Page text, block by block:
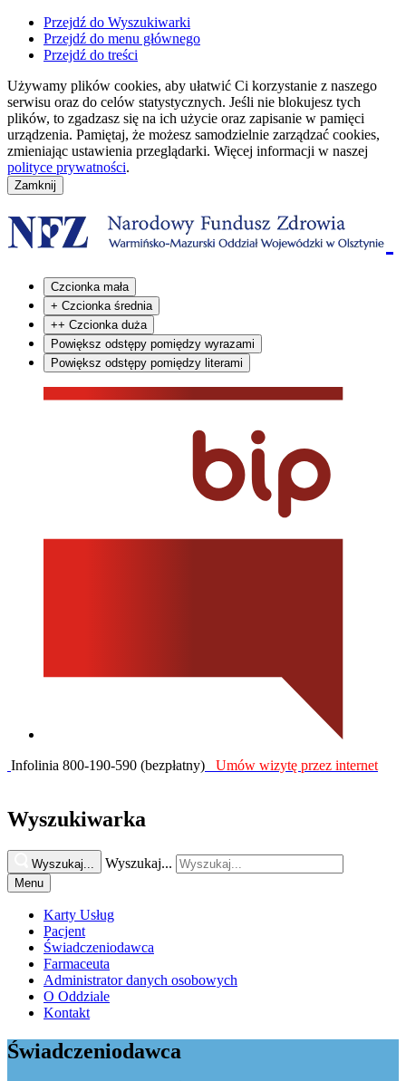
Przejdź do Wyszukiwarki
Przejdź do menu głównego
Przejdź do treści
Używamy plików cookies, aby ułatwić Ci korzystanie z naszego
serwisu oraz do celów statystycznych. Jeśli nie blokujesz tych
plików, to zgadzasz się na ich użycie oraz zapisanie w pamięci
urządzenia. Pamiętaj, że możesz samodzielnie zarządzać cookies,
zmieniając ustawienia przeglądarki. Więcej informacji w naszej
polityce prywatności.
Czcionka mała
+ Czcionka średnia
++ Czcionka duża
Powiększ odstępy pomiędzy wyrazami
Powiększ odstępy pomiędzy literami
Infolinia 800-190-590 (bezpłatny) Umów wizytę przez internet
Wyszukiwarka
Wyszukaj... Wyszukaj...
Menu
Karty Usług
Pacjent
Świadczeniodawca
Farmaceuta
Administrator danych osobowych
O Oddziale
Kontakt
Świadczeniodawca